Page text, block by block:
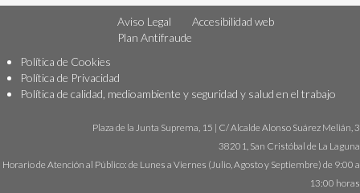
Aviso Legal
Accesibilidad web
Plan Antifraude
Política de Cookies
Política de Privacidad
Política de calidad, medioambiente y seguridad y salud en el trabajo
Plaza de la Junta Suprema, 15 | C/ Alcalde Alonso Suárez Melián, 3
38201, San Cristóbal de La Laguna
Horario de Atención al Público: de Lunes a Viernes (Julio, Agosto y Septiembre) de 9:00 a
13:00 horas